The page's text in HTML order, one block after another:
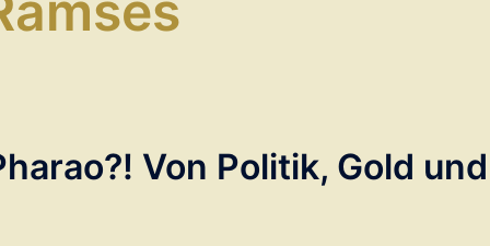
Von Politik, Gold und